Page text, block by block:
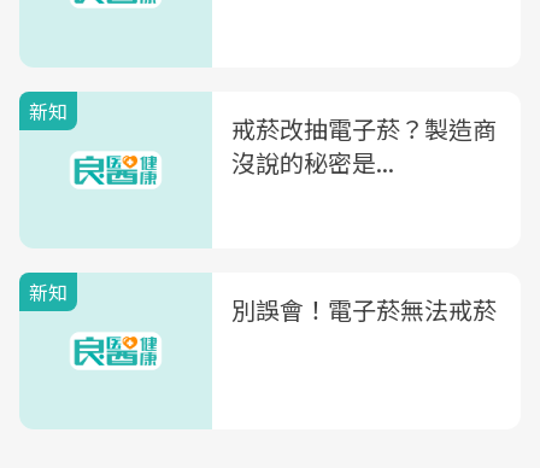
新知
戒菸改抽電子菸？製造商
沒說的秘密是...
新知 別誤會！電子菸無法戒菸